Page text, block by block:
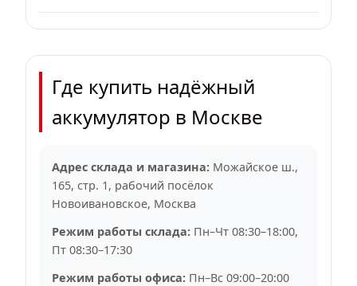
Где купить надёжный
аккумулятор в Москве
Адрес склада и магазина: Можайское ш.,
165, стр. 1, рабочий посёлок
Новоивановское, Москва
Режим работы склада: Пн–Чт 08:30–18:00,
Пт 08:30–17:30
Режим работы офиса: Пн–Вс 09:00–20:00